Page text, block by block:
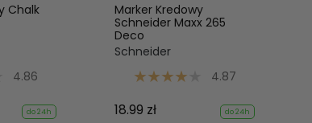
Chalk
4.86
do 24h
Marker Kredowy
Schneider Maxx 265
Deco
Schneider
4.87
18.99 zł do 24h